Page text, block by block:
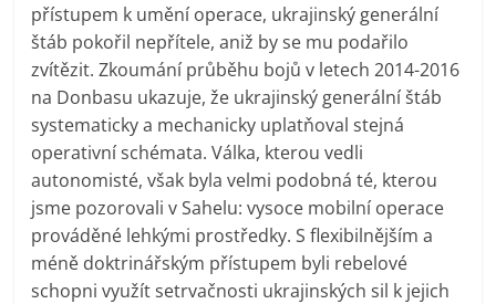
přístupem k umění operace, ukrajinský generální
štáb pokořil nepřítele, aniž by se mu podařilo
zvítězit. Zkoumání průběhu bojů v letech 2014-2016
na Donbasu ukazuje, že ukrajinský generální štáb
systematicky a mechanicky uplatňoval stejná
operativní schémata. Válka, kterou vedli
autonomisté, však byla velmi podobná té, kterou
jsme pozorovali v Sahelu: vysoce mobilní operace
prováděné lehkými prostředky. S flexibilnějším a
méně doktrinářským přístupem byli rebelové
schopni využít setrvačnosti ukrajinských sil k jejich